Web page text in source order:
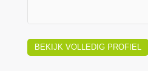
BEKIJK VOLLEDIG PROFIEL